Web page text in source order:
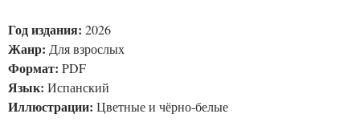
Год издания: 2026
Жанр: Для взрослых
Формат: PDF
Язык: Испанский
Иллюстрации: Цветные и чёрно-белые